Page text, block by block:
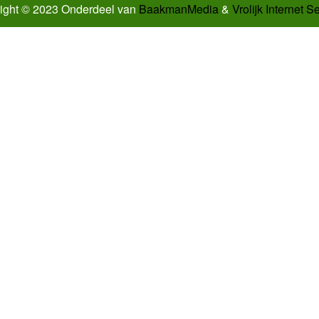
© 2023 Onderdeel van BaakmanMedia& Vrolijk Internet